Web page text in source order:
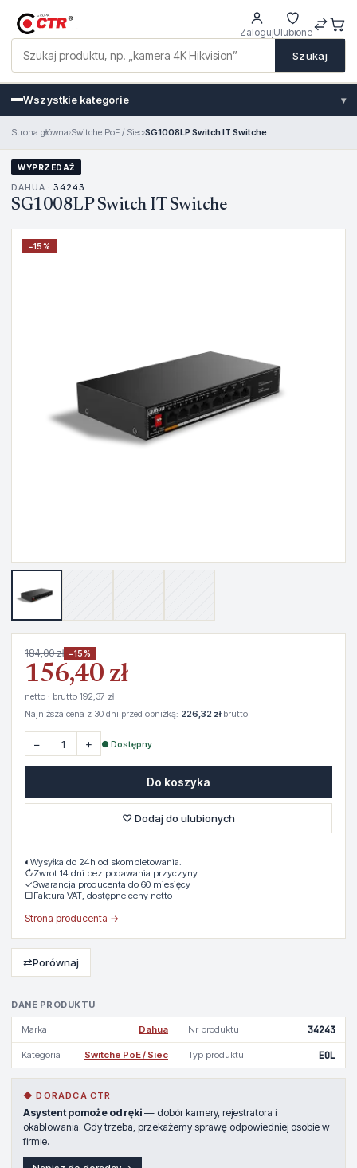
Szukaj
ZalogujUlubione
Wszystkie kategorie ▾
Strona główna›Switche PoE / Siec›SG1008LP Switch IT Switche
WYPRZEDAŻ
DAHUA · 34243
SG1008LP Switch IT Switche
−15%
DANE PRODUKTU
Marka Dahua Nr produktu 34243
Kategoria Switche PoE / Siec Typ produktu EOL
◆ DORADCA CTR
Asystent pomoże od ręki — dobór kamery, rejestratora i
okablowania. Gdy trzeba, przekażemy sprawę odpowiedniej osobie w
firmie.
184,00 zł −15%
156,40 zł
netto · brutto 192,37 zł
Najniższa cena z 30 dni przed obniżką: 226,32 złbrutto
− + ● Dostępny
Do koszyka
♡ Dodaj do ulubionych
◐ Wysyłka do 24h od skompletowania.
↻Zwrot 14 dni bez podawania przyczyny
✓Gwarancja producenta do 60 miesięcy
▢Faktura VAT, dostępne ceny netto
Strona producenta →
⇄Porównaj